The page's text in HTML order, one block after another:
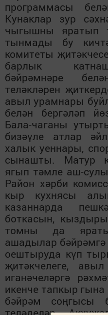
программасы
Кунаклар зур
чыгышны яратып
тынмады бу
комитеты
барлык
бәйрәмнәре
теләкләрен
авыл урамнары
белән бергәләп
Бала-чаганы
бизәүле атлар
халык уеннары,
сынашты. Матур
ягып тәмле аш-
Район хәрби
кыр кухнясы
казаннарда
боткасын,
томны да
ашадылар бәйрәмгә
оештыруда күп
җитәкчелеге,
иганәчеләргә
икенче тапкыр гына
бәйрәм соңгысы